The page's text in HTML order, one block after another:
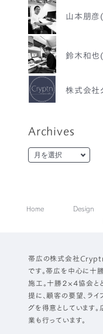
山本朋
鈴木和
株式会社
Archives
Home Design
帯広の株式会社Cryptn
です。帯広を中心に十
施工。十勝２×４協会と
提に、顧客の要望、ライ
グを得意としています。
業も行っています。